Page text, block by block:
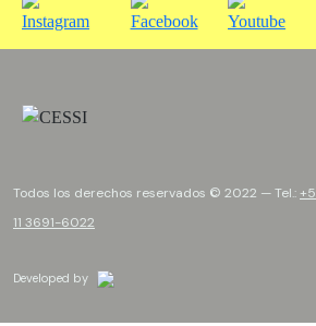
Todos los derechos reservados © 2022 — Tel.:
11 3691-6022
Developed by